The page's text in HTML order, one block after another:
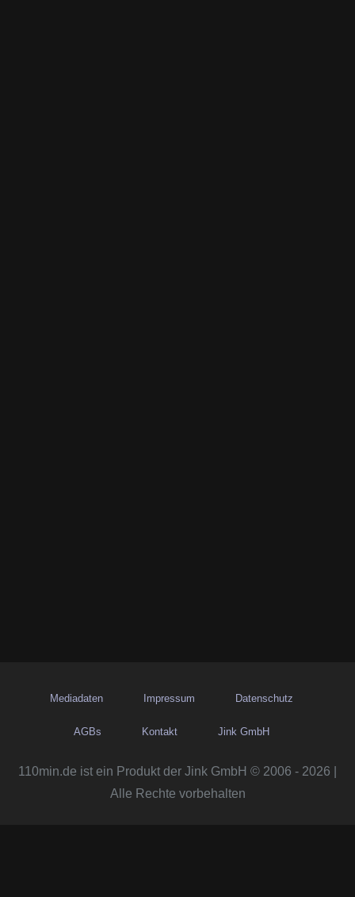
Mediadaten Impressum Datenschutz
AGBs Kontakt Jink GmbH
110min.de ist ein Produkt der Jink GmbH © 2006 - 2026 |
Alle Rechte vorbehalten